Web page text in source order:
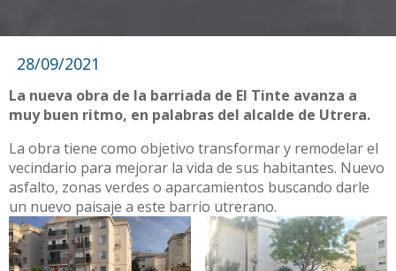
28/09/2021
La nueva obra de la barriada de El Tinte avanza a
muy buen ritmo, en palabras del alcalde de Utrera.
La obra tiene como objetivo transformar y remodelar el
vecindario para mejorar la vida de sus habitantes. Nuevo
asfalto, zonas verdes o aparcamientos buscando darle
un nuevo paisaje a este barrio utrerano.